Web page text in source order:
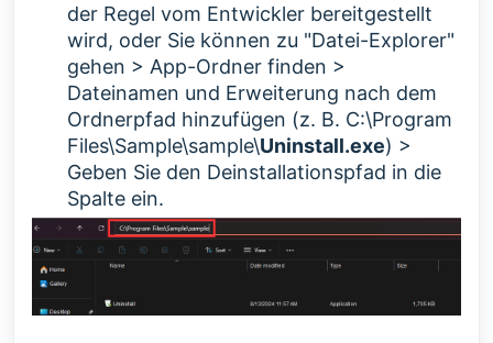
der Regel vom Entwickler bereitgestellt
wird, oder Sie können zu "Datei-Explorer"
gehen > App-Ordner finden >
Dateinamen und Erweiterung nach dem
Ordnerpfad hinzufügen (z. B. C:\Program
Files\Sample\sample\Uninstall.exe) >
Geben Sie den Deinstallationspfad in die
Spalte ein.